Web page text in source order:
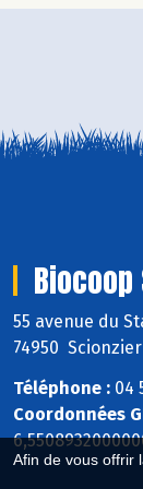
Afin de vous offrir
55 avenue du
74950 Scionzier
Téléphone : 04
Coordonnées